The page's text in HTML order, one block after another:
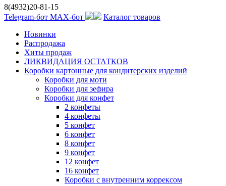
8(4932)20-81-15
Telegram-бот MAX-бот
Каталог товаров
Новинки
Распродажа
Хиты продаж
ЛИКВИДАЦИЯ ОСТАТКОВ
Коробки картонные для кондитерских изделий
Коробки для моти
Коробки для зефира
Коробки для конфет
2 конфеты
4 конфеты
5 конфет
6 конфет
8 конфет
9 конфет
12 конфет
16 конфет
Коробки с внутренним коррексом